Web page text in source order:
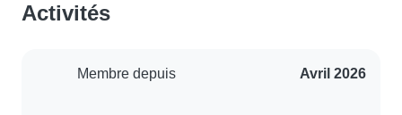
Activités
Membre depuis Avril 2026